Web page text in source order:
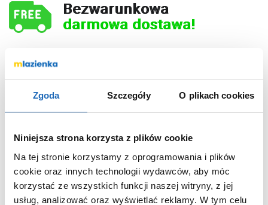
Zgoda Szczegóły O plikach cookies
Niniejsza strona korzysta z plików cookie
Na tej stronie korzystamy z oprogramowania i plików
cookie oraz innych technologii wydawców, aby móc
korzystać ze wszystkich funkcji naszej witryny, z jej
usług, analizować oraz wyświetlać reklamy. W tym celu
Bezwarunkowa
darmowa dostawa!
1 558 zł
Chcesz zamówić telefonicznie?